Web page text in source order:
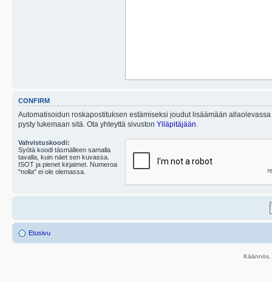
CONFIRM
Automatisoidun roskapostituksen estämiseksi joudut lisäämään
pysty lukemaan sitä. Ota yhteyttä sivuston Ylläpitäjään
Vahvistuskoodi:
Syötä koodi täsmälleen samalla
tavalla, kuin näet sen kuvassa.
ISOT ja pienet kirjaimet. Numeroa
"nolla" ei ole olemassa.
Etusivu